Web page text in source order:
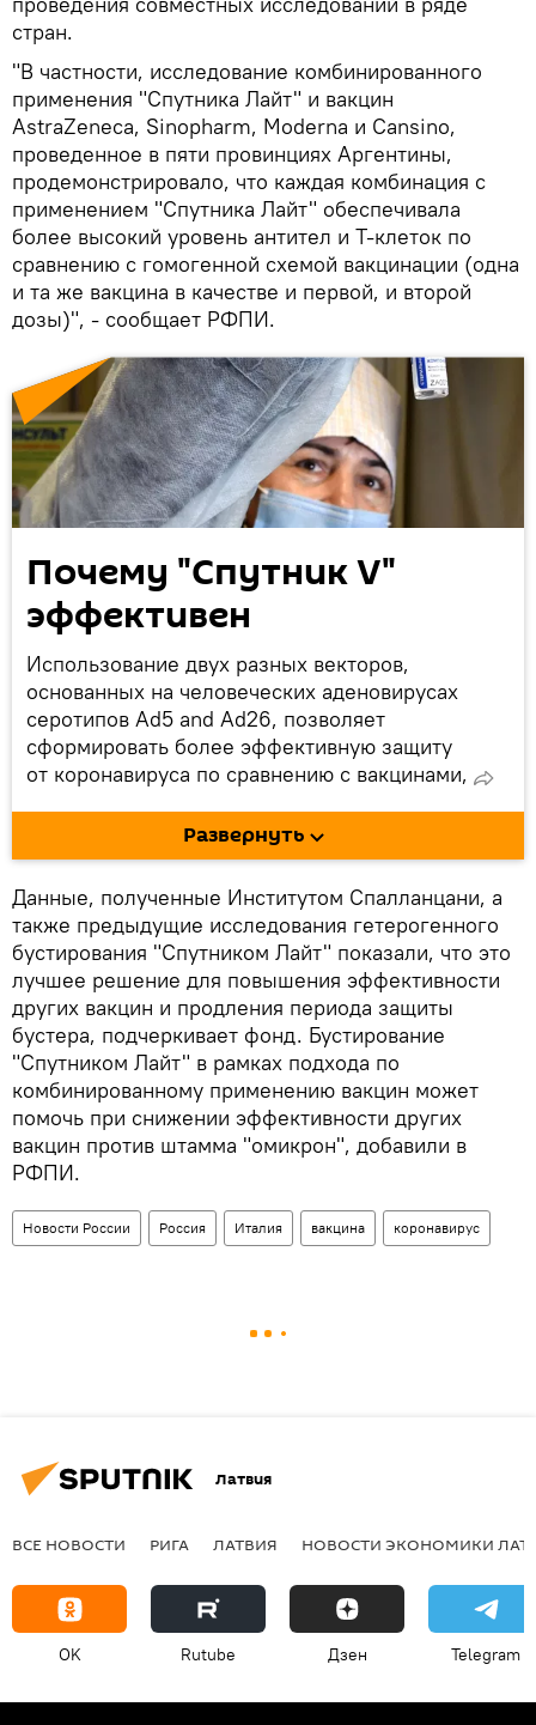
основе анализа данных 3,8 миллиона
вакцинированных россиян.
стран.
"В частности, исследование комбинированного
применения "Спутника Лайт" и вакцин
AstraZeneca, Sinopharm, Moderna и Cansino,
проведенное в пяти провинциях Аргентины,
продемонстрировало, что каждая комбинация с
применением "Спутника Лайт" обеспечивала
более высокий уровень антител и Т-клеток по
сравнению с гомогенной схемой вакцинации (одна
и та же вакцина в качестве и первой, и второй
дозы)", - сообщает РФПИ.
Почему "Спутник V"
эффективен
Использование двух разных векторов,
основанных на человеческих аденовирусах
серотипов Ad5 and Ad26, позволяет
сформировать более эффективную защиту
от коронавируса по сравнению с вакцинами,
для двух уколов. Благодаря использованию
двух разных векторов у "Спутник V" не
наблюдается возможный нейтрализующий
эффект и формируется длительный
иммунный отклик.
Безопасность вакцин на основе
аденовирусов человека подтверждена
более чем в 75 международных
публикациях и в 250 клинических
исследованиях, проведенных в мире на
протяжении двух десятилетий.
Развернуть
Данные, полученные Институтом Спалланцани, а
также предыдущие исследования гетерогенного
бустирования "Спутником Лайт" показали, что это
лучшее решение для повышения эффективности
других вакцин и продления периода защиты
бустера, подчеркивает фонд. Бустирование
"Спутником Лайт" в рамках подхода по
комбинированному применению вакцин может
помочь при снижении эффективности других
вакцин против штамма "омикрон", добавили в
РФПИ.
Новости России Россия Италия вакцина коронавирус
Латвия
ВСЕ НОВОСТИ РИГА ЛАТВИЯ НОВОСТИ ЭКОНОМИКИ
OK Rutube Дзен Telegram